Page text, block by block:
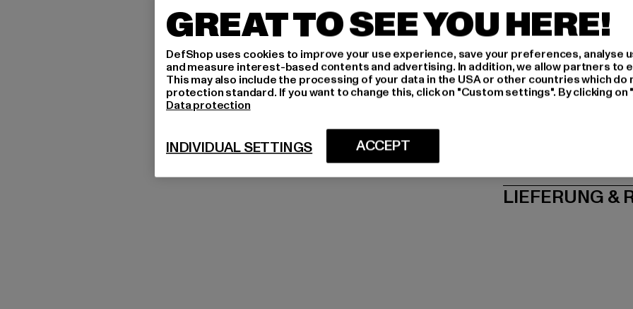
Art.Nr: MT2459-00220
Hersteller: TB
Dr.-Robert-Murjahn-
LIEFERUNG &
GREAT TO SEE YOU HERE!
DefShop uses cookies to improve your use experience, save your preferences, analyse
and measure interest-based contents and advertising. In addition, we allow partners to
This may also include the processing of your data in the USA or other countries which do
protection standard. If you want to change this, click on "Custom settings". By clicking
Data protection
ACCEPT
INDIVIDUAL SETTINGS